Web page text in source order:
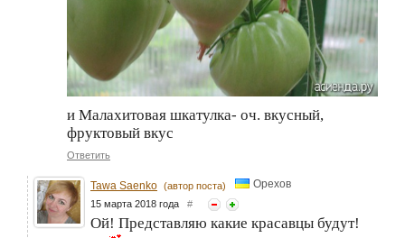
и Малахитовая шкатулка- оч. вкусный,
фруктовый вкус
Ответить
Tawa Saenko (автор поста) Орехов
15 марта 2018 года #
Ой! Представляю какие красавцы будут!